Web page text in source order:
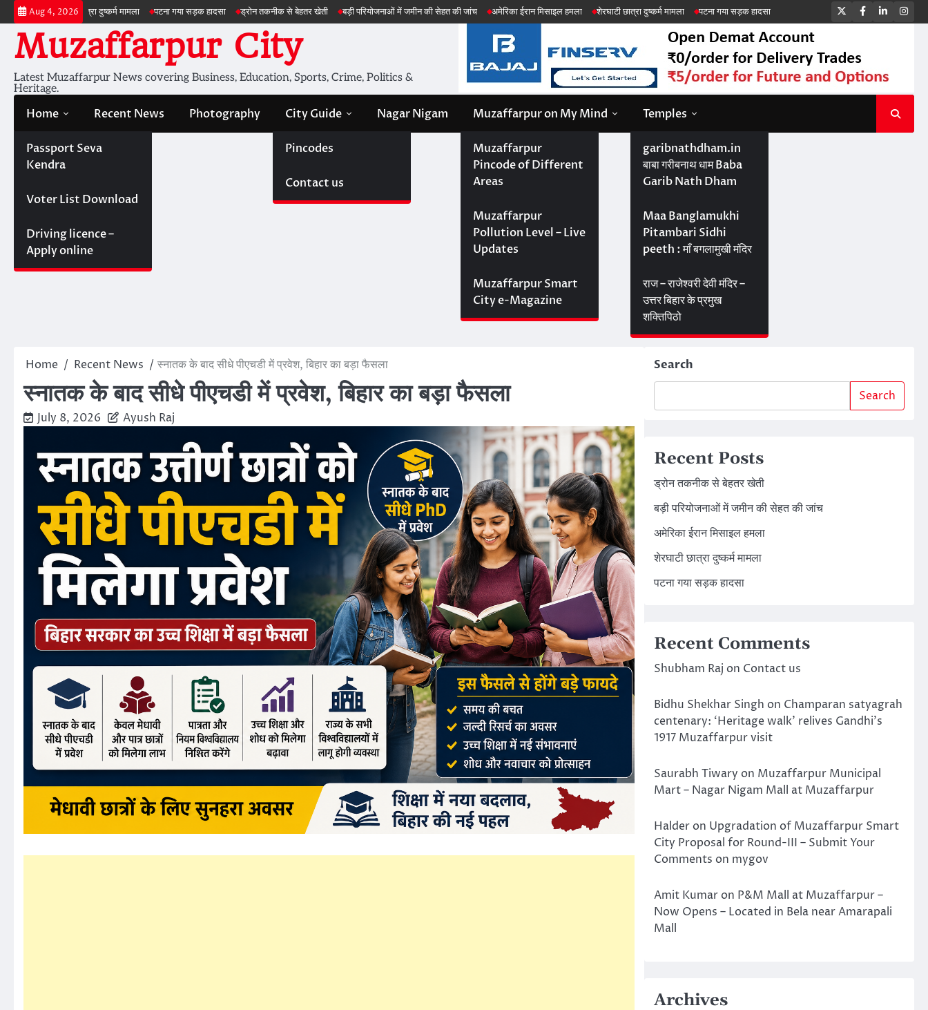
Skip
to
content
Aug 4, 2026
छात्रा दुष्कर्म मामला पटना गया सड़क हादसा ड्रोन तकनीक से बेहतर खेती बड़ी परियोजनाओं में जमीन की सेहत की जांच अमेरिका ईरान मिसाइल हमला शेरघाटी छात्रा दुष्कर्म मामला पटना गया सड़क हादसा Twitter
Facebook
LinkedIn
Muzaffarpur City
Latest Muzaffarpur News covering Business, Education, Sports, Crime, Politics &
Heritage.
Home
Passport Seva
Kendra
Voter List Download
Driving licence –
Apply online
Recent News Photography City Guide
Pincodes
Contact us
Nagar Nigam Muzaffarpur on My Mind
Muzaffarpur
Pincode of Different
Areas
Muzaffarpur
Pollution Level – Live
Updates
Muzaffarpur Smart
City e-Magazine
Temples
garibnathdham.in
बाबा गरीबनाथ धाम Baba
Garib Nath Dham
Maa Banglamukhi
Pitambari Sidhi
peeth : माँ बगलामुखी मंदिर
राज – राजेश्वरी देवी मंदिर –
उत्तर बिहार के प्रमुख
शक्तिपिठो
Home Recent News स्नातक के बाद सीधे पीएचडी में प्रवेश, बिहार का बड़ा फैसला
स्नातक के बाद सीधे पीएचडी में प्रवेश, बिहार का बड़ा फैसला
July 8, 2026 Ayush Raj
Search
Search
Recent Posts
ड्रोन तकनीक से बेहतर खेती
बड़ी परियोजनाओं में जमीन की सेहत की जांच
अमेरिका ईरान मिसाइल हमला
शेरघाटी छात्रा दुष्कर्म मामला
पटना गया सड़क हादसा
Recent Comments
Shubham Raj on Contact us
Bidhu Shekhar Singh on Champaran satyagrah
centenary: ‘Heritage walk’ relives Gandhi’s
1917 Muzaffarpur visit
Saurabh Tiwary on Muzaffarpur Municipal
Mart – Nagar Nigam Mall at Muzaffarpur
Halderon Upgradation of Muzaffarpur Smart
City Proposal for Round-III – Submit Your
Comments on mygov
Amit Kumaron P&M Mall at Muzaffarpur –
Now Opens – Located in Bela near Amarapali
Mall
Archives